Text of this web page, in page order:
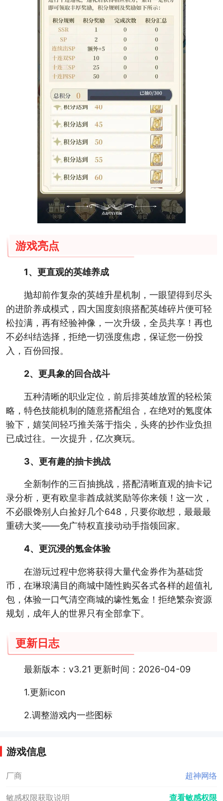
游戏亮点
1、更直观的英雄养成
抛却前作复杂的英雄升星机制，一眼望得到尽头
的进阶养成模式，四大国度刻痕搭配英雄碎片便可轻
松拉满，再有经验神像，一次升级，全员共享！再也
不必纠结选择，拒绝一切强度焦虑，保证您一份投
入，百份回报。
2、更具象的回合战斗
五种清晰的职业定位，前后排英雄放置的轻松策
略，特色技能机制的随意搭配组合，在绝对的氪度体
验下，嬉笑间轻巧推关落于指尖，头疼的抄作业负担
已成过往。一次提升，亿次爽玩。
3、更有趣的抽卡挑战
全新制作的三百抽挑战，搭配清晰直观的抽卡记
录分析，更有欧皇非酋成就奖励等你来领！这一次，
不必眼馋别人白捡好几个648，只要你敢想，最最最
重磅大奖——免广特权直接动动手指领回家。
4、更沉浸的氪金体验
在游玩过程中您将获得大量代金券作为基础货
币，在琳琅满目的商城中随性购买各式各样的超值礼
包，体验一口气清空商城的壕性氪金！拒绝繁杂资源
规划，成年人的世界只有全部拿下。
更新日志
最新版本：v3.21 更新时间：2026-04-09
1.更新icon
2.调整游戏内一些图标
游戏信息
厂商 超神网络
敏感权限获取说明 查看敏感权限